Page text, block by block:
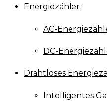
Energiezähler
AC-
DC-
Drahtloses
Intelligentes